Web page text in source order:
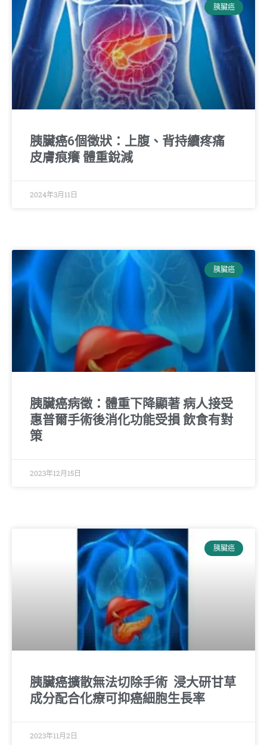
胰臟癌
胰臟癌6個徵狀：上腹、背持續疼痛
皮膚痕癢 體重銳減
2024年3月11日
胰臟癌
胰臟癌病徵：體重下降顯著 病人接受
惠普爾手術後消化功能受損 飲食有對
策
2023年12月15日
胰臟癌
胰臟癌擴散無法切除手術 浸大研甘草
成分配合化療可抑癌細胞生長率
2023年11月2日